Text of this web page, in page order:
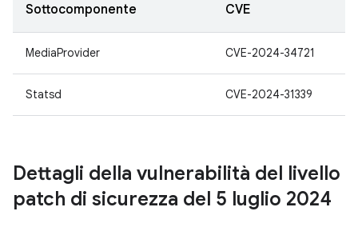
Sottocomponente CVE
MediaProvider CVE-2024-34721
Statsd CVE-2024-31339
Dettagli della vulnerabilità del livello
patch di sicurezza del 5 luglio 2024